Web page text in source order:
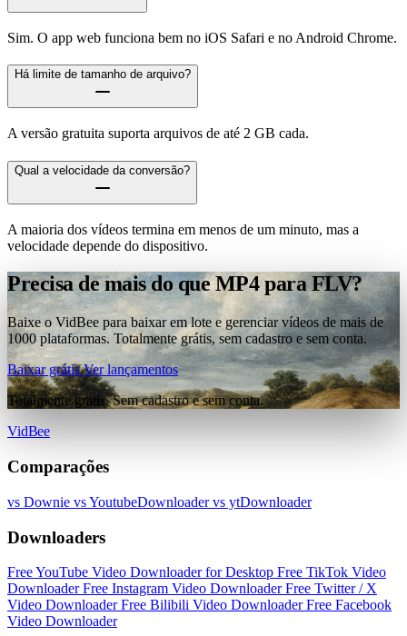
Sim. O app web funciona bem no iOS Safari e no Android Chrome.
Há limite de tamanho de arquivo?
A versão gratuita suporta arquivos de até 2 GB cada.
Qual a velocidade da conversão?
A maioria dos vídeos termina em menos de um minuto, mas a
velocidade depende do dispositivo.
Precisa de mais do que MP4 para FLV?
Baixe o VidBee para baixar em lote e gerenciar vídeos de mais de
1000 plataformas. Totalmente grátis, sem cadastro e sem conta.
Baixar grátisVer lançamentos
Totalmente grátis. Sem cadastro e sem conta.
VidBee
Comparações
vs Downie vs YoutubeDownloadervs ytDownloader
Downloaders
Free YouTube Video Downloader for Desktop Free TikTok Video
DownloaderFree Instagram Video DownloaderFree Twitter / X
Video DownloaderFree Bilibili Video DownloaderFree Facebook
Video Downloader